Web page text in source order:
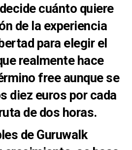
cuánto quiere
de la experiencia
para elegir el
realmente hace
free aunque se
diez euros por cada
de dos horas.
de Guruwalk